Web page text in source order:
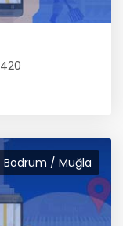
Bodrum / Muğla